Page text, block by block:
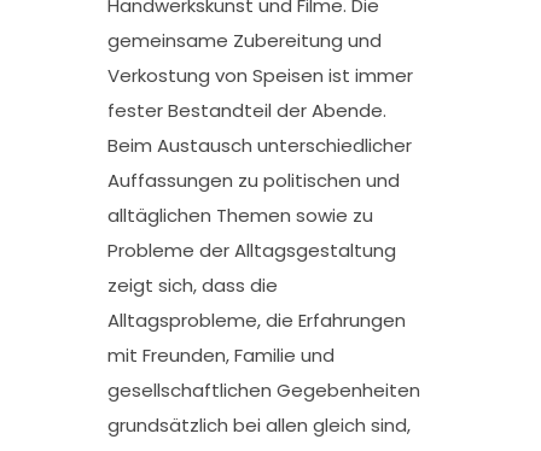
Handwerkskunst und Filme. Die
gemeinsame Zubereitung und
Verkostung von Speisen ist immer
fester Bestandteil der Abende.
Beim Austausch unterschiedlicher
Auffassungen zu politischen und
alltäglichen Themen sowie zu
Probleme der Alltagsgestaltung
zeigt sich, dass die
Alltagsprobleme, die Erfahrungen
mit Freunden, Familie und
gesellschaftlichen Gegebenheiten
grundsätzlich bei allen gleich sind,